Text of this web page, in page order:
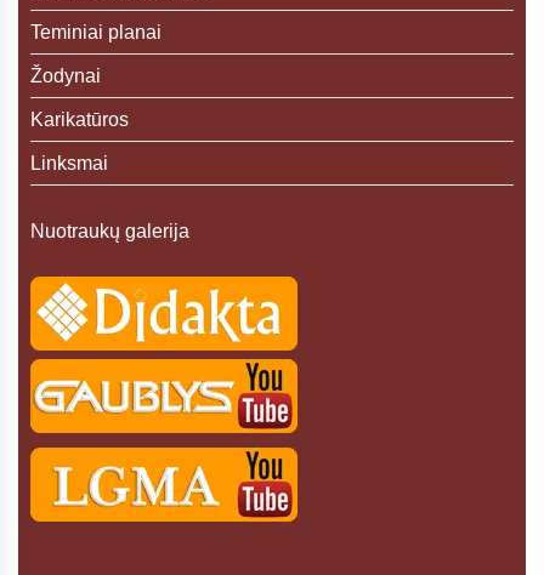
Teminiai planai
Žodynai
Karikatūros
Linksmai
Nuotraukų galerija